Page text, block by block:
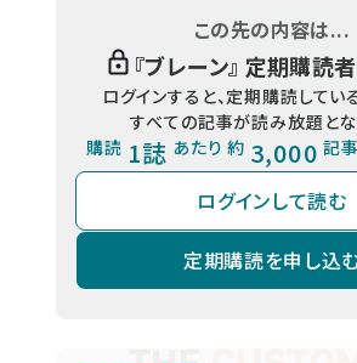
この先の内容は...
『ブレーン』 定期購読
ログインすると、定期購読してい
すべての記事が読み放題とな
購読 1誌 あたり 約 3,000 記
ログインして読む
定期購読を申し込